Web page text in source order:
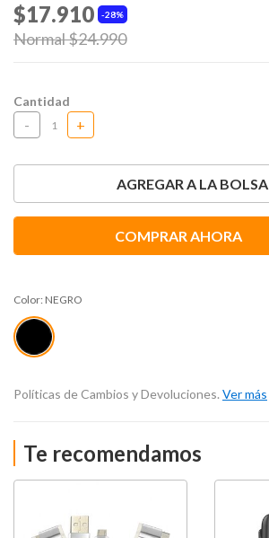
28%
$17.910
Price reduced from
Normal $24.990to
Cantidad
- +
AGREGAR A LA BOLSA
COMPRAR AHORA
Color: NEGRO
Políticas de Cambios y Devoluciones. Ver más
Te recomendamos